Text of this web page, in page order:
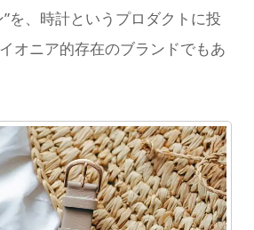
を、時計というプロダクトに投
オニア的存在のブランドでもあ